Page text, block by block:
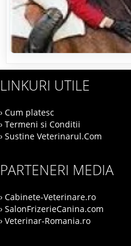
LINKURI UTILE
› Cum platesc
› Termeni si Conditii
› Sustine Veterinarul.Com
PARTENERI MEDIA
› Cabinete-Veterinare.ro
› SalonFrizerieCanina.com
› Veterinar-Romania.ro